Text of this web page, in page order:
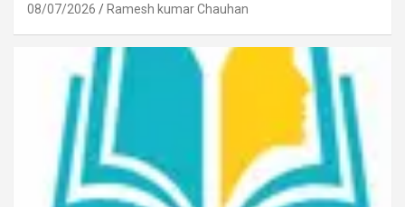
08/07/2026 Ramesh kumar Chauhan